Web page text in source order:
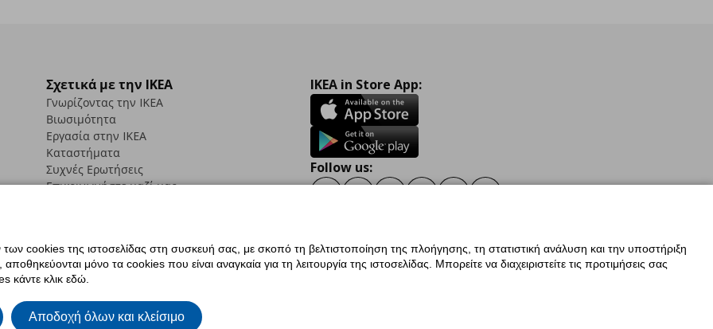
Σχετικά με την IKEA
Γνωρίζοντας την IKEA
Βιωσιμότητα
Εργασία στην IKEA
Καταστήματα
Συχνές Ερωτήσεις
Επικοινωνήστε μαζί μας
IKEA in Store App:
Follow us:
προσβασιμότητας
Γενική Πολιτική Προσωπικών Δεδομένων
cookies της ιστοσελίδας στη συσκευή σας, με σκοπό τη βελτιστοποίηση της πλοήγησης, τη στατιστική ανάλυση και την υποστήριξη
μόνο τα cookies που είναι αναγκαία για τη λειτουργία της ιστοσελίδας. Μπορείτε να διαχειριστείτε τις προτιμήσεις σας
κάντε κλικ εδώ.
Αποδοχή όλων και κλείσιμο